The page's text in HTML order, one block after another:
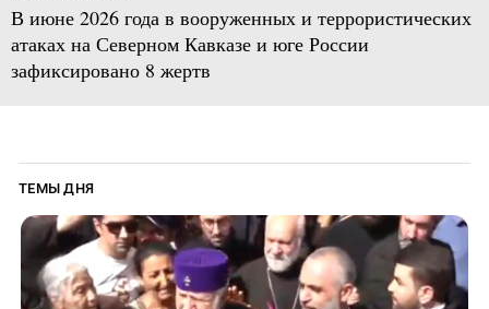
В июне 2026 года в вооруженных и террористических
атаках на Северном Кавказе и юге России
зафиксировано 8 жертв
ТЕМЫ ДНЯ